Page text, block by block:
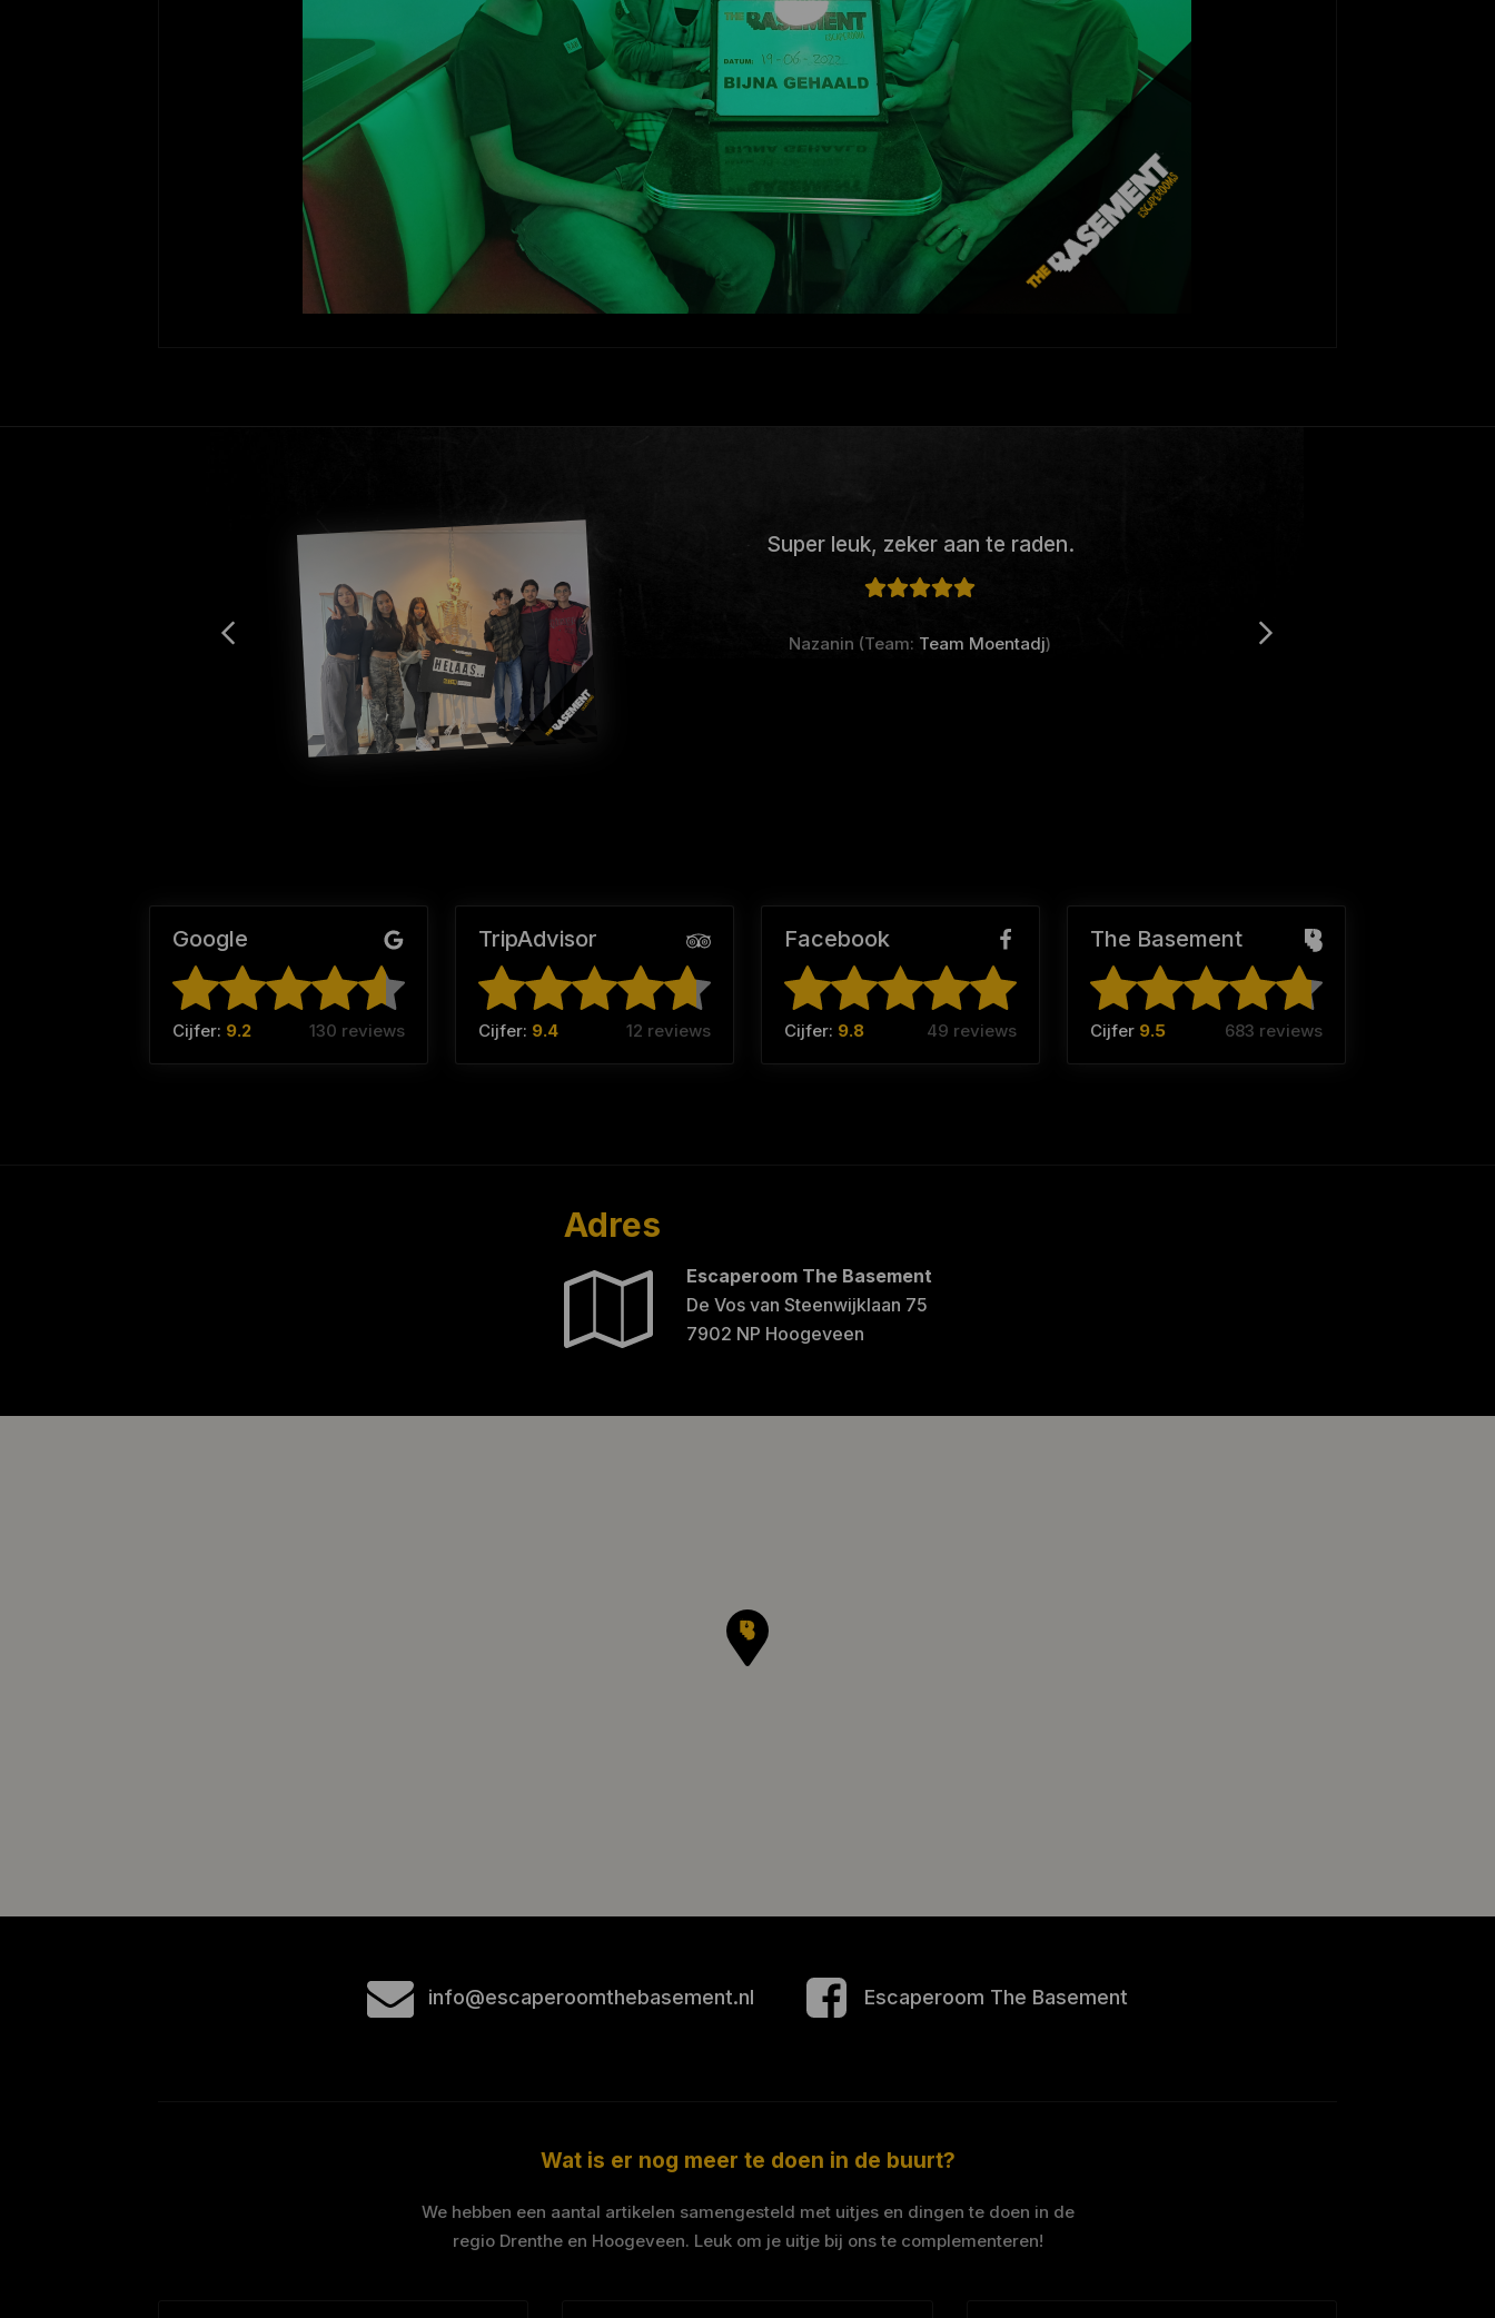
Super leuk, zeker aan te raden.
Nazanin (Team: Team Moentadj)
Google
Cijfer: 9.2 130 reviews
TripAdvisor
Cijfer: 9.4 12 reviews
Facebook
Cijfer: 9.8 49 reviews
The Basement
Cijfer 9.5 683 reviews
Adres
Escaperoom The Basement
De Vos van Steenwijklaan 75
7902 NP Hoogeveen
info@escaperoomthebasement.nl Escaperoom The Basement
Wat is er nog meer te doen in de buurt?
We hebben een aantal artikelen samengesteld met uitjes en dingen te doen in de
regio Drenthe en Hoogeveen. Leuk om je uitje bij ons te complementeren!